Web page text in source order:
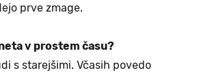
prve zmage.
v prostem času?
s starejšimi. Včasih povedo